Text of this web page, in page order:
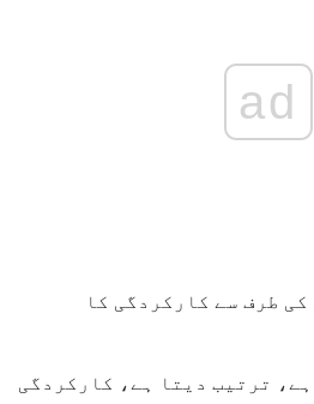
ad
طرف سے کارکردگی کا
ہے، ترتیب دیتا ہے، کارکردگی